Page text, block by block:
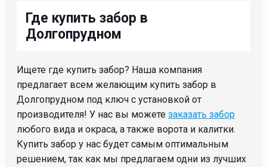
Где купить забор в
Долгопрудном
Ищете где купить забор? Наша компания
предлагает всем желающим купить забор в
Долгопрудном под ключ с установкой от
производителя! У нас вы можете заказать забор
любого вида и окраса, а также ворота и калитки.
Купить забор у нас будет самым оптимальным
решением, так как мы предлагаем одни из лучших